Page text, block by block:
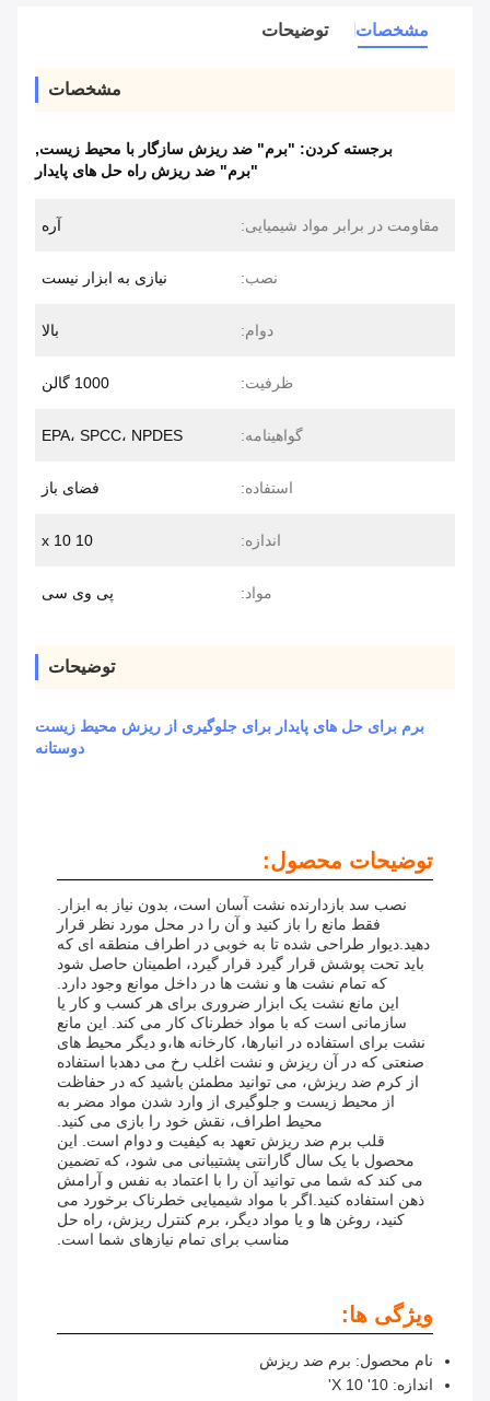
مشخصات توضیحات
مشخصات
برجسته کردن: "برم" ضد ریزش سازگار با محیط زیست,
"برم" ضد ریزش راه حل های پایدار
مقاومت در برابر مواد شیمیایی: آره
نصب: نیازی به ابزار نیست
دوام: بالا
ظرفیت: 1000 گالن
گواهینامه: EPA، SPCC، NPDES
استفاده: فضای باز
اندازه: 10 x 10
مواد: پی وی سی
توضیحات
برم برای حل های پایدار برای جلوگیری از ریزش محیط زیست
دوستانه
توضیحات محصول:
نصب سد بازدارنده نشت آسان است، بدون نیاز به ابزار.
فقط مانع را باز کنید و آن را در محل مورد نظر قرار
دهید.دیوار طراحی شده تا به خوبی در اطراف منطقه ای که
باید تحت پوشش قرار گیرد قرار گیرد، اطمینان حاصل شود
که تمام نشت ها و نشت ها در داخل موانع وجود دارد.
این مانع نشت یک ابزار ضروری برای هر کسب و کار یا
سازمانی است که با مواد خطرناک کار می کند. این مانع
نشت برای استفاده در انبارها، کارخانه ها،و دیگر محیط های
صنعتی که در آن ریزش و نشت اغلب رخ می دهدبا استفاده
از کرم ضد ریزش، می توانید مطمئن باشید که در حفاظت
از محیط زیست و جلوگیری از وارد شدن مواد مضر به
محیط اطراف، نقش خود را بازی می کنید.
قلب برم ضد ریزش تعهد به کیفیت و دوام است. این
محصول با یک سال گارانتی پشتیبانی می شود، که تضمین
می کند که شما می توانید آن را با اعتماد به نفس و آرامش
ذهن استفاده کنید.اگر با مواد شیمیایی خطرناک برخورد می
کنید، روغن ها و یا مواد دیگر، برم کنترل ریزش، راه حل
مناسب برای تمام نیازهای شما است.
ویژگی ها:
نام محصول: برم ضد ریزش
اندازه: 10' X 10'